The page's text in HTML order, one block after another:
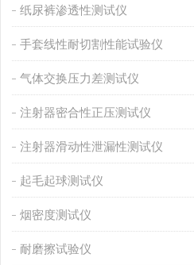
纸尿裤渗透性测试仪
手套线性耐切割性能试验仪
气体交换压力差测试仪
注射器密合性正压测试仪
注射器滑动性泄漏性测试仪
起毛起球测试仪
烟密度测试仪
耐磨擦试验仪